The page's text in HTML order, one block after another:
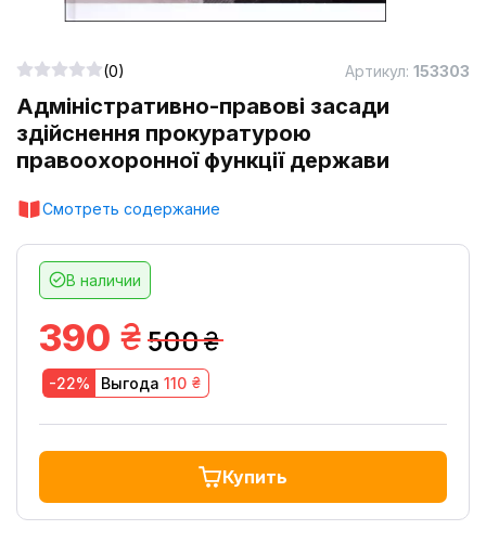
Адміністративно-правові засади
здійснення прокуратурою
правоохоронної функції держави
Смотреть содержание
(0) Артикул: 153303
В наличии
500
грн.
390 грн.
-22% Выгода 110 грн.
Купить